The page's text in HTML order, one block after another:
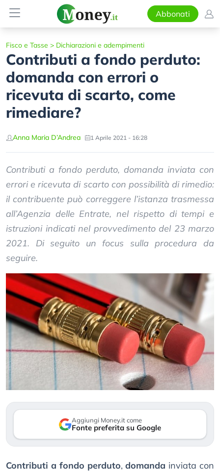
Abbonati
Fisco e Tasse > Dichiarazioni e adempimenti
Contributi a fondo perduto:
domanda con errori o
ricevuta di scarto, come
rimediare?
Anna Maria D’Andrea 1 Aprile 2021 - 16:28
Contributi a fondo perduto, domanda inviata con
errori e ricevuta di scarto con possibilità di rimedio:
il contribuente può correggere l’istanza trasmessa
all’Agenzia delle Entrate, nel rispetto di tempi e
istruzioni indicati nel provvedimento del 23 marzo
2021. Di seguito un focus sulla procedura da
seguire.
Aggiungi Money.it come
Fonte preferita su Google
Contributi a fondo perduto,domanda inviata con